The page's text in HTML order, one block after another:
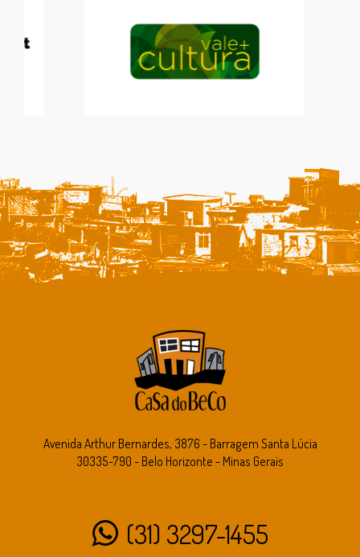
Avenida Arthur Bernardes, 3876 - Barragem Santa Lúcia
30335-790 - Belo Horizonte - Minas Gerais
(31) 3297-1455